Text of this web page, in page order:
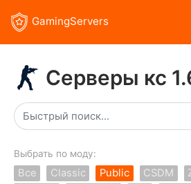
GamingServers
Серверы кс
Выбрать по моду:
Все Classic Public CSDM